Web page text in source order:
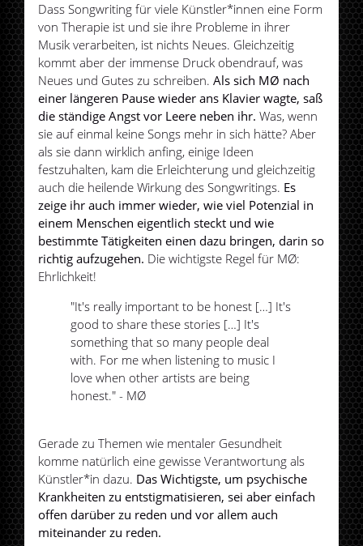
Dass Songwriting für viele Künstler*innen eine Form
von Therapie ist und sie ihre Probleme in ihrer
Musik verarbeiten, ist nichts Neues. Gleichzeitig
kommt aber der immense Druck obendrauf, was
Neues und Gutes zu schreiben.Als sich MØ nach
einer längeren Pause wieder ans Klavier wagte, saß
die ständige Angst vor Leere neben ihr. Was, wenn
sie auf einmal keine Songs mehr in sich hätte? Aber
als sie dann wirklich anfing, einige Ideen
festzuhalten, kam die Erleichterung und gleichzeitig
auch die heilende Wirkung des Songwritings. Es
zeige ihr auch immer wieder, wie viel Potenzial in
einem Menschen eigentlich steckt und wie
bestimmte Tätigkeiten einen dazu bringen, darin so
richtig aufzugehen. Die wichtigste Regel für MØ:
Ehrlichkeit!
"It's really important to be honest […] It's
good to share these stories […] It's
something that so many people deal
with. For me when listening to music I
love when other artists are being
honest." - MØ
Gerade zu Themen wie mentaler Gesundheit
komme natürlich eine gewisse Verantwortung als
Künstler*in dazu. Das Wichtigste, um psychische
Krankheiten zu entstigmatisieren, sei aber einfach
offen darüber zu reden und vor allem auch
miteinander zu reden.